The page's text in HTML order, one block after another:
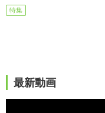
特集
最新動画